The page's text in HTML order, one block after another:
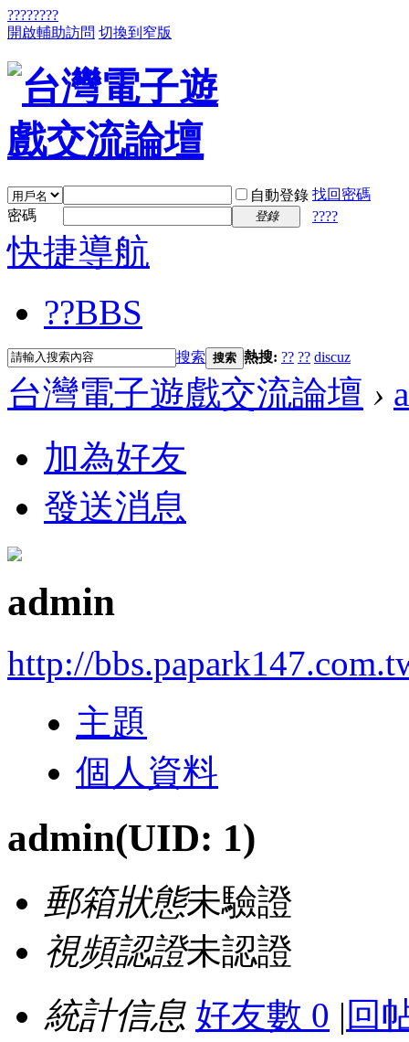
????????
開啟輔助訪問 切換到窄版
自動登錄 找回密碼
密碼
登錄 ????
快捷導航
??BBS
搜索 搜索 熱搜: ?? ?? discuz
台灣電子遊戲交流論壇 ›
加為好友
發送消息
admin
http://
主題
個人資料
admin(UID: 1)
郵箱狀態未驗證
視頻認證未認證
統計信息 好友數 0 | 回